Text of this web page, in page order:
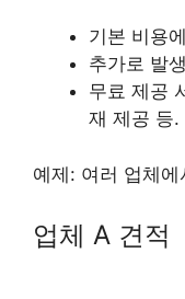
기본 비용
추가로 발
무료 제공
재 제공 등.
예제: 여러 업체
업체 A 견적